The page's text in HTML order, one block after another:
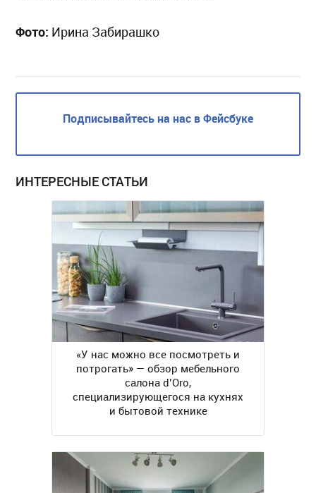
Фото: Ирина Забирашко
Подписывайтесь на нас в Фейсбуке
ИНТЕРЕСНЫЕ СТАТЬИ
«У нас можно все посмотреть и
потрогать» — обзор мебельного
салона d’Oro,
специализирующегося на кухнях
и бытовой технике